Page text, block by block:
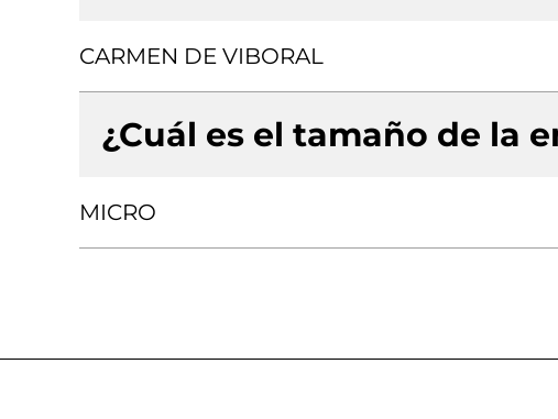
CARMEN DE VIBORAL
¿Cuál es el tamaño de la
MICRO